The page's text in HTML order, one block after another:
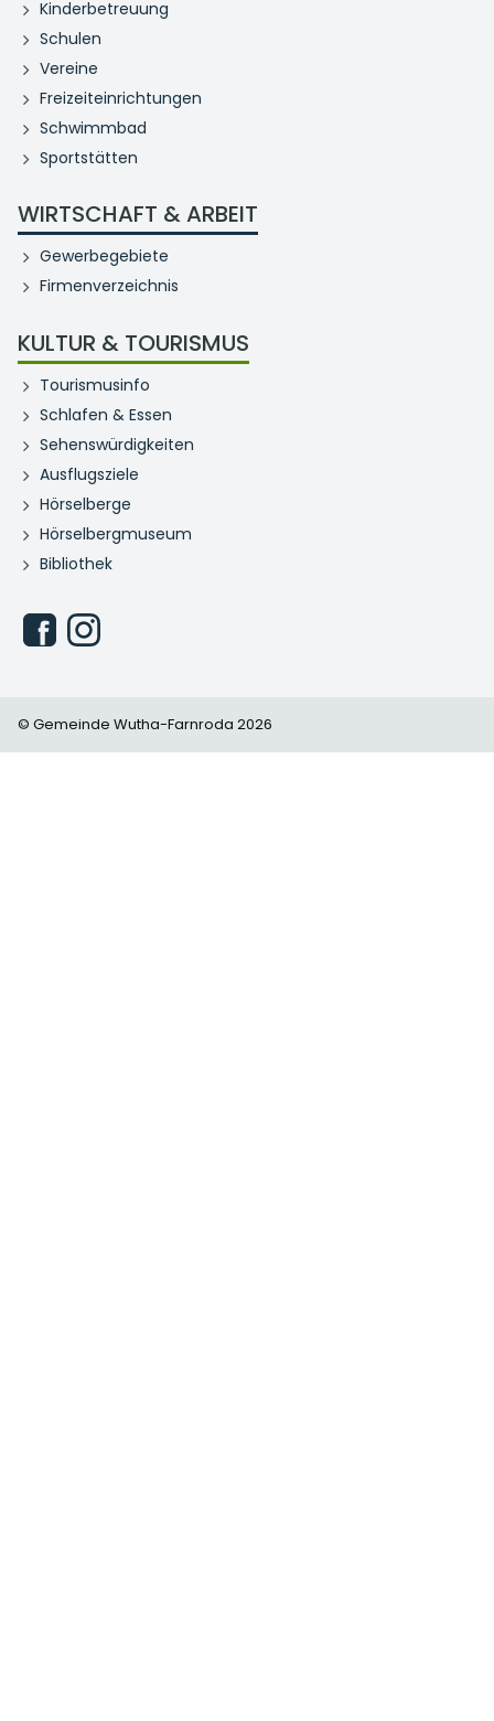
Kinderbetreuung
Schulen
Vereine
Freizeiteinrichtungen
Schwimmbad
Sportstätten
WIRTSCHAFT & ARBEIT
Gewerbegebiete
Firmenverzeichnis
KULTUR & TOURISMUS
Tourismusinfo
Schlafen & Essen
Sehenswürdigkeiten
Ausflugsziele
Hörselberge
Hörselbergmuseum
Bibliothek
© Gemeinde Wutha-Farnroda 2026